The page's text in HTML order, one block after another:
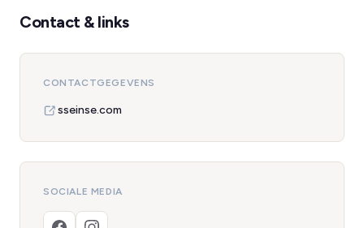
Contact & links
CONTACTGEGEVENS
sseinse.com
SOCIALE MEDIA